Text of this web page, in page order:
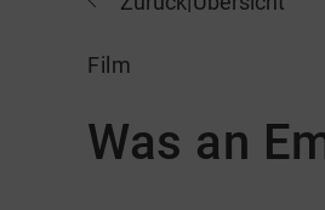
Film
Was an